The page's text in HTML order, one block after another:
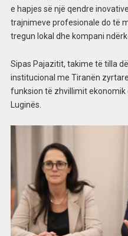
e hapjes së një qendre
trajnimeve profesionale do të
tregun lokal dhe kompani
Sipas Pajazitit, takime të tilla
institucional me Tiranën
funksion të zhvillimit ekonomik
Luginës.